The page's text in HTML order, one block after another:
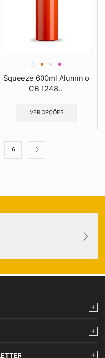
Squeeze 600ml Alumínio
CB 1248...
VER OPÇÕES
6